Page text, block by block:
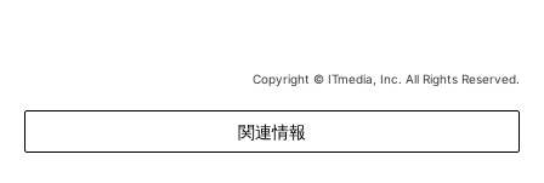
Copyright © ITmedia, Inc. All Rights Reserved.
関連情報